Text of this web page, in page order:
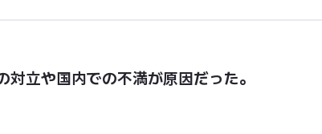
立や国内での不満が原因だった。